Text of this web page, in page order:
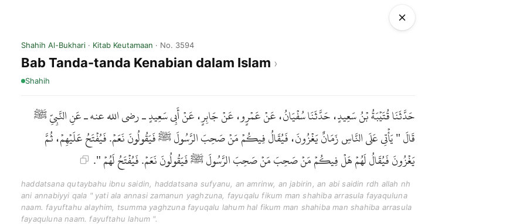
Shahih Al-Bukhari · Kitab Keutamaan · No. 3594
Bab Tanda-tanda Kenabian dalam Islam
Shahih
حَدَّثَنَا قُتَيْبَةُ بْنُ سَعِيدٍ، حَدَّثَنَا سُفْيَانُ، عَنْ عَمْرٍو، عَنْ جَابِرٍ، عَنْ أَبِي سَعِيدٍ ـ رضى الله عنه ـ عَنِ النَّبِيِّ ﷺ
قَالَ " يَأْتِي عَلَى النَّاسِ زَمَانٌ يَغْزُونَ، فَيُقَالُ فِيكُمْ مَنْ صَحِبَ الرَّسُولَ ﷺ فَيَقُولُونَ نَعَمْ. فَيُفْتَحُ عَلَيْهِمْ، ثُمَّ
يَغْزُونَ فَيُقَالُ لَهُمْ هَلْ فِيكُمْ مَنْ صَحِبَ مَنْ صَحِبَ الرَّسُولَ ﷺ فَيَقُولُونَ نَعَمْ. فَيُفْتَحُ لَهُمْ ".
haddatsana qutaybahu ibnu saidin, haddatsana sufyanu, an amrinw, an jabirin, an abi saidin rdh allah nh
ani annabiyyi qala " yati ala annasi zamanun yaghzuna, fayuqalu fikum man shahiba arrasula fayaquluna
naam. fayuftahu alayhim, tsumma yaghzuna fayuqalu lahum hal fikum man shahiba man shahiba arrasula
fayaquluna naam. fayuftahu lahum ".